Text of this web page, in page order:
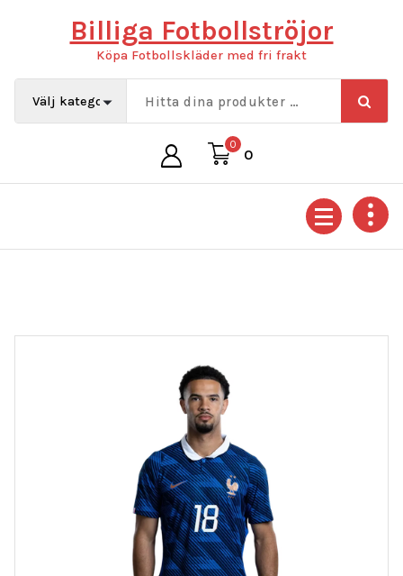
Billiga Fotbollströjor
Köpa Fotbollskläder med fri frakt
0
0